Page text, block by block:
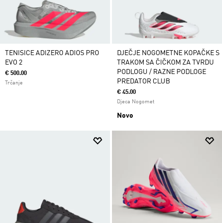
TENISICE ADIZERO ADIOS PRO
EVO 2
€ 500.00
Trčanje
DJEČJE NOGOMETNE KOPAČKE S
TRAKOM SA ČIČKOM ZA TVRDU
PODLOGU / RAZNE PODLOGE
PREDATOR CLUB
€ 45.00
Djeca Nogomet
Novo